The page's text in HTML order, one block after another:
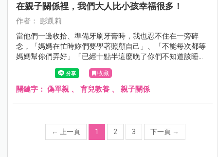
在親子關係裡，我們大人比小孩幸福很多！
作者： 彭凱莉
當他們一邊收拾、準備牙刷牙膏時，我也忍不住在一旁碎
念，「媽媽在忙時妳們要學著照顧自己」、「不能每次都等
媽媽幫你們弄好」「已經十點半這麼晚了你們不知道該睡覺
嗎？」這時小公主回我一句「十點半怎麼看？」⋯⋯
收藏
關鍵字： 偽單親 、 育兒教養 、 親子關係
← 上一頁 1 2 3 下一頁 →